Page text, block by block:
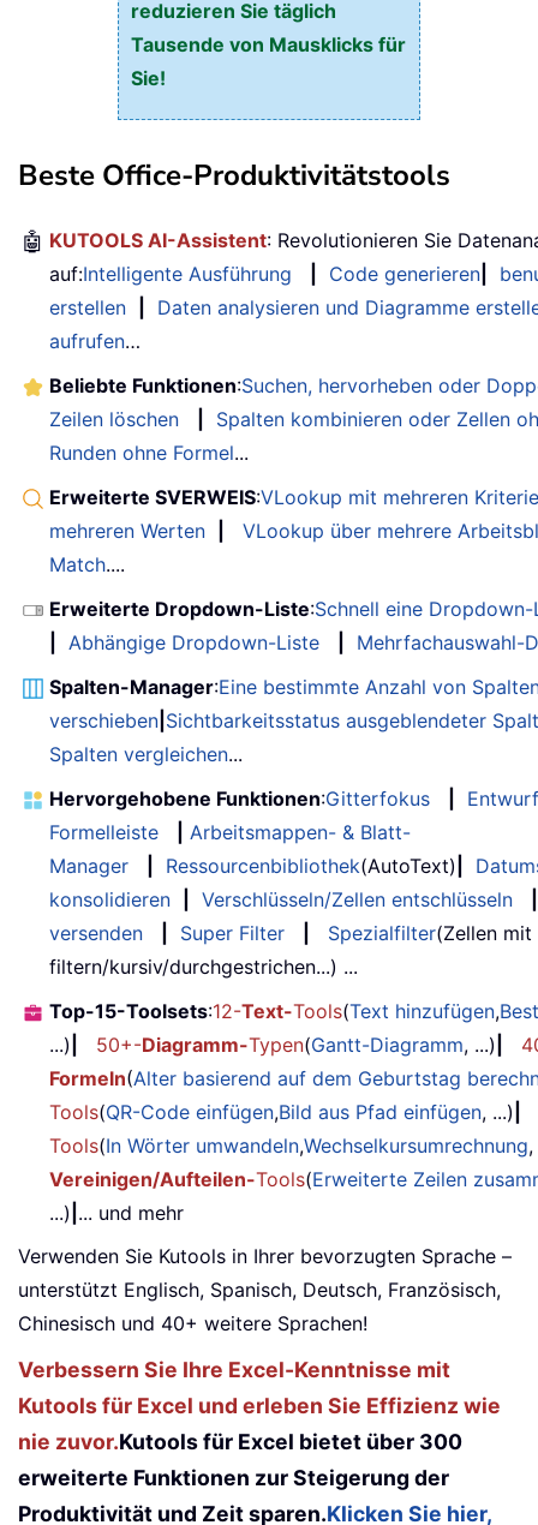
reduzieren Sie täglich
Tausende von Mausklicks für
Sie!
Beste Office-Produktivitätstools
🤖 KUTOOLS AI-Assistent: Revolutionieren Sie
auf:Intelligente Ausführung Code generieren
erstellen
Daten analysieren und Diagramme
aufrufen…
Beliebte Funktionen:Suchen, hervorheben oder
Zeilen löschen
Spalten kombinieren oder Zellen
Runden ohne Formel...
Erweiterte SVERWEIS:VLookup mit mehreren
mehreren Werten
VLookup über mehrere
Match....
Erweiterte Dropdown-Liste:Schnell eine
Abhängige Dropdown-Liste
Mehrfachauswahl-
Spalten-Manager:Eine bestimmte Anzahl von
verschieben Sichtbarkeitsstatus ausgeblendeter
Spalten vergleichen...
Hervorgehobene Funktionen:Gitterfokus
Entwurf
Formelleiste
Arbeitsmappen- & Blatt-
Manager
Ressourcenbibliothek(AutoText)
konsolidieren
Verschlüsseln/Zellen entschlüsseln
versenden
Super Filter Spezialfilter(Zellen
filtern/kursiv/durchgestrichen...) ...
Top-15-Toolsets:12-Text-Tools(Text hinzufügen,
...)
50+-Diagramm-Typen(Gantt-Diagramm, ...)
Formeln(Alter basierend auf dem Geburtstag
Tools(QR-Code einfügen,Bild aus Pfad einfügen, ...)
Tools(In Wörter umwandeln,Wechselkursumrechnung
Vereinigen/Aufteilen-Tools(Erweiterte Zeilen
...) ... und mehr
Verwenden Sie Kutools in Ihrer bevorzugten Sprache –
unterstützt Englisch, Spanisch, Deutsch, Französisch,
Chinesisch und 40+ weitere Sprachen!
Verbessern Sie Ihre Excel-Kenntnisse mit
Kutools für Excel und erleben Sie Effizienz wie
nie zuvor.Kutools für Excel bietet über 300
erweiterte Funktionen zur Steigerung der
Produktivität und Zeit sparen.Klicken Sie hier,